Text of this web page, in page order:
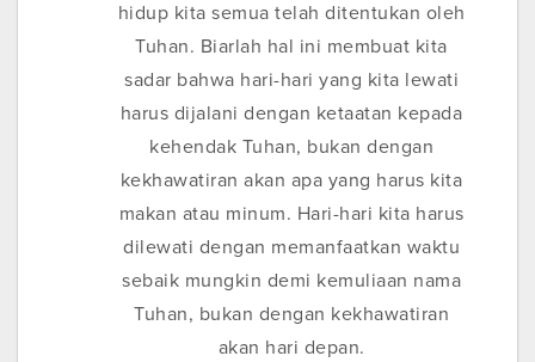
hidup kita semua telah ditentukan oleh
Tuhan. Biarlah hal ini membuat kita
sadar bahwa hari-hari yang kita lewati
harus dijalani dengan ketaatan kepada
kehendak Tuhan, bukan dengan
kekhawatiran akan apa yang harus kita
makan atau minum. Hari-hari kita harus
dilewati dengan memanfaatkan waktu
sebaik mungkin demi kemuliaan nama
Tuhan, bukan dengan kekhawatiran
akan hari depan.